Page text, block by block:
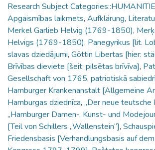
Research Subject
Apgaismības laikmets, Aufklärung,
Merkel Garlieb Helvig (1769-1850),
Helvigs (1769-1850), Panegyrikus [lit.
slavas dziedājumi, Göttin Libertas [hier:
Brīvības dieviete [šeit: pilsētas brīvīva],
Gesellschaft von 1765, patriotiskā
Hamburger Krankenanstalt [Allgemeine
Hamburgas dziednīca, „Der neue teutsche
„Hamburger Damen-, Kunst- und
[Teil von Schillers „Wallenstein“],
Friedensbasis [Verhandlungsbasis auf